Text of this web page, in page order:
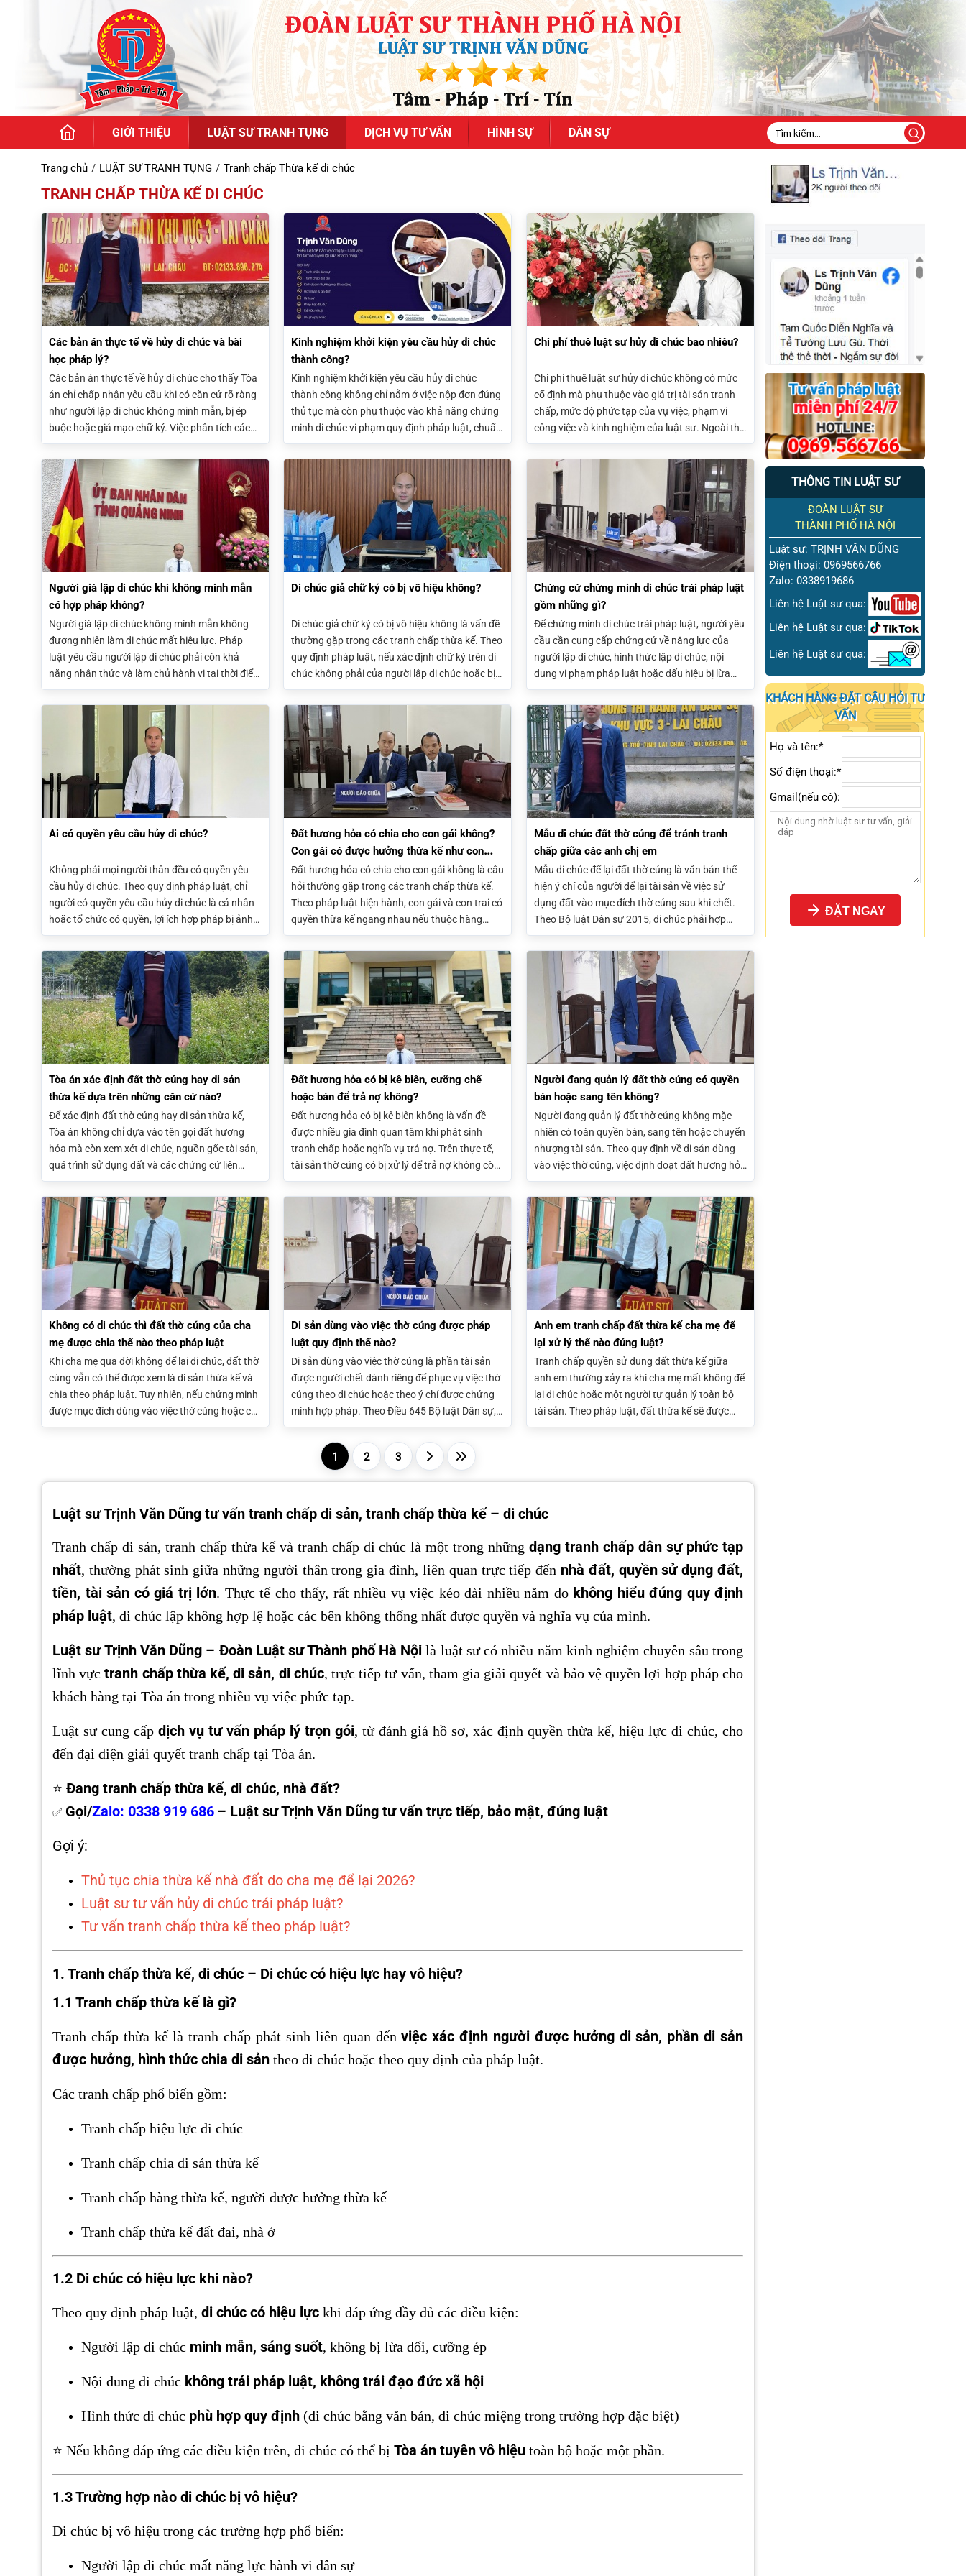
GIỚI THIỆU LUẬT SƯ TRANH TỤNG DỊCH VỤ TƯ VẤN HÌNH SỰ DÂN SỰ
Trang chủ LUẬT SƯ TRANH TỤNG Tranh chấp Thừa kế di chúc
TRANH CHẤP THỪA KẾ DI CHÚC
Các bản án thực tế về hủy di chúc và bài
học pháp lý?
Các bản án thực tế về hủy di chúc cho thấy Tòa
án chỉ chấp nhận yêu cầu khi có căn cứ rõ ràng
như người lập di chúc không minh mẫn, bị ép
buộc hoặc giả mạo chữ ký. Việc phân tích các
vụ án giúp hiểu rõ cách Tòa án đánh giá chứng
cứ và áp dụng pháp luật trong tranh chấp thừa
kế.
Kinh nghiệm khởi kiện yêu cầu hủy di chúc
thành công?
Kinh nghiệm khởi kiện yêu cầu hủy di chúc
thành công không chỉ nằm ở việc nộp đơn đúng
thủ tục mà còn phụ thuộc vào khả năng chứng
minh di chúc vi phạm quy định pháp luật, chuẩn
bị chứng cứ đầy đủ và lựa chọn đúng căn cứ
khởi kiện. Hiểu rõ quy trình và chiến lược tố tụng
sẽ giúp tăng khả năng được Tòa án chấp nhận
yêu cầu.
Chi phí thuê luật sư hủy di chúc bao nhiêu?
Chi phí thuê luật sư hủy di chúc không có mức
cố định mà phụ thuộc vào giá trị tài sản tranh
chấp, mức độ phức tạp của vụ việc, phạm vi
công việc và kinh nghiệm của luật sư. Ngoài thù
lao luật sư, người yêu cầu còn có thể phải chi
trả án phí, chi phí giám định, định giá tài sản và
các chi phí tố tụng khác.
Người già lập di chúc khi không minh mẫn
có hợp pháp không?
Người già lập di chúc không minh mẫn không
đương nhiên làm di chúc mất hiệu lực. Pháp
luật yêu cầu người lập di chúc phải còn khả
năng nhận thức và làm chủ hành vi tại thời điểm
lập di chúc. Việc đánh giá tính hợp pháp phụ
thuộc vào tình trạng thực tế, hồ sơ y tế và các
chứng cứ liên quan.
Di chúc giả chữ ký có bị vô hiệu không?
Di chúc giả chữ ký có bị vô hiệu không là vấn đề
thường gặp trong các tranh chấp thừa kế. Theo
quy định pháp luật, nếu xác định chữ ký trên di
chúc không phải của người lập di chúc hoặc bị
giả mạo, Tòa án có thể xem xét tuyên bố di chúc
vô hiệu, tùy thuộc vào chứng cứ và kết quả
giám định liên quan.
Chứng cứ chứng minh di chúc trái pháp luật
gồm những gì?
Để chứng minh di chúc trái pháp luật, người yêu
cầu cần cung cấp chứng cứ về năng lực của
người lập di chúc, hình thức lập di chúc, nội
dung vi phạm pháp luật hoặc dấu hiệu bị lừa
dối, cưỡng ép. Việc chuẩn bị đầy đủ tài liệu và
giám định khi cần thiết sẽ giúp tăng khả năng
bảo vệ quyền lợi trong tranh chấp thừa kế.
Ai có quyền yêu cầu hủy di chúc?
Không phải mọi người thân đều có quyền yêu
cầu hủy di chúc. Theo quy định pháp luật, chỉ
người có quyền yêu cầu hủy di chúc là cá nhân
hoặc tổ chức có quyền, lợi ích hợp pháp bị ảnh
hưởng mới có thể đề nghị Tòa án xem xét. Việc
xác định đúng ai được quyền yêu cầu hủy di
chúc là điều kiện quan trọng trước khi khởi kiện.
Đất hương hỏa có chia cho con gái không?
Con gái có được hưởng thừa kế như con
trai?
Đất hương hỏa có chia cho con gái không là câu
hỏi thường gặp trong các tranh chấp thừa kế.
Theo pháp luật hiện hành, con gái và con trai có
quyền thừa kế ngang nhau nếu thuộc hàng
thừa kế hoặc được chỉ định trong di chúc. Việc
đất hương hỏa có được chia hay không còn phụ
thuộc vào nguồn gốc tài sản, di chúc và quy
định về tài sản thờ cúng.
Mẫu di chúc đất thờ cúng để tránh tranh
chấp giữa các anh chị em
Mẫu di chúc để lại đất thờ cúng là văn bản thể
hiện ý chí của người để lại tài sản về việc sử
dụng đất vào mục đích thờ cúng sau khi chết.
Theo Bộ luật Dân sự 2015, di chúc phải hợp
pháp và có thể chỉ định người quản lý di sản để
đảm bảo việc thờ cúng, hạn chế tranh chấp
thừa kế giữa các con
Tòa án xác định đất thờ cúng hay di sản
thừa kế dựa trên những căn cứ nào?
Để xác định đất thờ cúng hay di sản thừa kế,
Tòa án không chỉ dựa vào tên gọi đất hương
hỏa mà còn xem xét di chúc, nguồn gốc tài sản,
quá trình sử dụng đất và các chứng cứ liên
quan. Kết quả xác định sẽ ảnh hưởng trực tiếp
đến việc có được chia thừa kế hay không.
Đất hương hỏa có bị kê biên, cưỡng chế
hoặc bán để trả nợ không?
Đất hương hỏa có bị kê biên không là vấn đề
được nhiều gia đình quan tâm khi phát sinh
tranh chấp hoặc nghĩa vụ trả nợ. Trên thực tế,
tài sản thờ cúng có bị xử lý để trả nợ không còn
phụ thuộc vào nguồn gốc tài sản, chủ sở hữu
hợp pháp, tình trạng thừa kế và quy định của
pháp luật về thi hành án dân sự.
Người đang quản lý đất thờ cúng có quyền
bán hoặc sang tên không?
Người đang quản lý đất thờ cúng không mặc
nhiên có toàn quyền bán, sang tên hoặc chuyển
nhượng tài sản. Theo quy định về di sản dùng
vào việc thờ cúng, việc định đoạt đất hương hỏa
thường phải có căn cứ từ di chúc, sự đồng ý của
các đồng thừa kế hoặc quyết định hợp pháp
của cơ quan có thẩm quyền
Không có di chúc thì đất thờ cúng của cha
mẹ được chia thế nào theo pháp luật
Khi cha mẹ qua đời không để lại di chúc, đất thờ
cúng vẫn có thể được xem là di sản thừa kế và
chia theo pháp luật. Tuy nhiên, nếu chứng minh
được mục đích dùng vào việc thờ cúng hoặc có
thỏa thuận giữa các đồng thừa kế, tài sản này
Di sản dùng vào việc thờ cúng được pháp
luật quy định thế nào?
Di sản dùng vào việc thờ cúng là phần tài sản
được người chết dành riêng để phục vụ việc thờ
cúng theo di chúc hoặc theo ý chí được chứng
minh hợp pháp. Theo Điều 645 Bộ luật Dân sự,
tài sản này có thể không bị chia thừa kế nếu
đáp ứng đủ điều kiện pháp luật về quản lý và sử
Anh em tranh chấp đất thừa kế cha mẹ để
lại xử lý thế nào đúng luật?
Tranh chấp quyền sử dụng đất thừa kế giữa
anh em thường xảy ra khi cha mẹ mất không để
lại di chúc hoặc một người tự quản lý toàn bộ
tài sản. Theo pháp luật, đất thừa kế sẽ được
chia cho các đồng thừa kế đất đai theo pháp
1 2 3
Luật sư Trịnh Văn Dũng tư vấn tranh chấp di sản, tranh chấp thừa kế – di chúc
Tranh chấp di sản, tranh chấp thừa kế và tranh chấp di chúc là một trong nhữngdạng tranh chấp dân sự phức tạp
nhất, thường phát sinh giữa những người thân trong gia đình, liên quan trực tiếp đến nhà đất, quyền sử dụng đất,
tiền, tài sản có giá trị lớn. Thực tế cho thấy, rất nhiều vụ việc kéo dài nhiều năm do không hiểu đúng quy định
pháp luật, di chúc lập không hợp lệ hoặc các bên không thống nhất được quyền và nghĩa vụ của mình.
Luật sư Trịnh Văn Dũng – Đoàn Luật sư Thành phố Hà Nội là luật sư có nhiều năm kinh nghiệm chuyên sâu trong
lĩnh vựctranh chấp thừa kế, di sản, di chúc, trực tiếp tư vấn, tham gia giải quyết và bảo vệ quyền lợi hợp pháp cho
khách hàng tại Tòa án trong nhiều vụ việc phức tạp.
Luật sư cung cấp dịch vụ tư vấn pháp lý trọn gói, từ đánh giá hồ sơ, xác định quyền thừa kế, hiệu lực di chúc, cho
đến đại diện giải quyết tranh chấp tại Tòa án.
⭐ Đang tranh chấp thừa kế, di chúc, nhà đất?
✅ Gọi/Zalo: 0338 919 686 – Luật sư Trịnh Văn Dũng tư vấn trực tiếp, bảo mật, đúng luật
Gợi ý:
Thủ tục chia thừa kế nhà đất do cha mẹ để lại 2026?
Luật sư tư vấn hủy di chúc trái pháp luật?
Tư vấn tranh chấp thừa kế theo pháp luật?
1. Tranh chấp thừa kế, di chúc – Di chúc có hiệu lực hay vô hiệu?
1.1 Tranh chấp thừa kế là gì?
Tranh chấp thừa kế là tranh chấp phát sinh liên quan đếnviệc xác định người được hưởng di sản, phần di sản
được hưởng, hình thức chia di sản theo di chúc hoặc theo quy định của pháp luật.
Các tranh chấp phổ biến gồm:
Tranh chấp hiệu lực di chúc
Tranh chấp chia di sản thừa kế
Tranh chấp hàng thừa kế, người được hưởng thừa kế
Tranh chấp thừa kế đất đai, nhà ở
1.2 Di chúc có hiệu lực khi nào?
Theo quy định pháp luật, di chúc có hiệu lực khi đáp ứng đầy đủ các điều kiện:
Người lập di chúc minh mẫn, sáng suốt, không bị lừa dối, cưỡng ép
Nội dung di chúc không trái pháp luật, không trái đạo đức xã hội
Hình thức di chúc phù hợp quy định (di chúc bằng văn bản, di chúc miệng trong trường hợp đặc biệt)
⭐ Nếu không đáp ứng các điều kiện trên, di chúc có thể bị Tòa án tuyên vô hiệu toàn bộ hoặc một phần.
1.3 Trường hợp nào di chúc bị vô hiệu?
Di chúc bị vô hiệu trong các trường hợp phổ biến:
Người lập di chúc mất năng lực hành vi dân sự
THÔNG TIN LUẬT SƯ
ĐOÀN LUẬT SƯ
THÀNH PHỐ HÀ NỘI
Luật sư: TRỊNH VĂN DŨNG
Điện thoại: 0969566766
Zalo: 0338919686
Liên hệ Luật sư qua:
Liên hệ Luật sư qua:
Liên hệ Luật sư qua:
KHÁCH HÀNG ĐẶT CÂU HỎI TƯ
VẤN
Họ và tên:*
Số điện thoại:*
Gmail(nếu có):
ĐẶT NGAY